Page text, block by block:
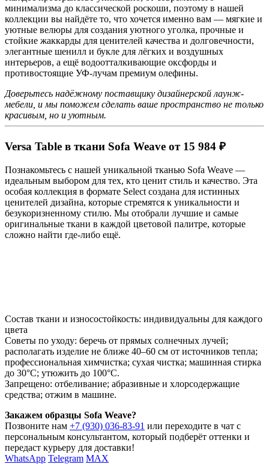
минимализма до классической роскоши, поэтому в нашей
коллекции вы найдёте то, что хочется именно вам — мягкие и
уютные велюры для создания уютного уголка, прочные и
стойкие жаккарды для ценителей качества и долговечности,
элегантные шенилл и букле для лёгких и воздушных
интерьеров, а ещё водоотталкивающие оксфорды и
противостоящие УФ-лучам премиум олефины.
Доверьтесь надёжному поставщику дизайнерской лаунж-
мебели, и мы поможем сделать ваше пространство не только
красивым, но и уютным.
Versa Table в ткани Sofa Weave от 15 984 ₽
Познакомьтесь с нашей уникальной тканью Sofa Weave —
идеальным выбором для тех, кто ценит стиль и качество. Эта
особая коллекция в формате Select создана для истинных
ценителей дизайна, которые стремятся к уникальности и
безукоризненному стилю. Мы отобрали лучшие и самые
оригинальные ткани в каждой цветовой палитре, которые
сложно найти где-либо ещё.
Состав ткани и износостойкость: индивидуальны для каждого
цвета
Советы по уходу: беречь от прямых солнечных лучей;
располагать изделие не ближе 40–60 см от источников тепла;
профессиональная химчистка; сухая чистка; машинная стирка
до 30°C; утюжить до 100°C.
Запрещено: отбеливание; абразивные и хлорсодержащие
средства; отжим в машине.
Закажем образцы Sofa Weave?
Позвоните нам +7 (930) 036-83-91 или переходите в чат с
персональным консультантом, который подберёт оттенки и
передаст курьеру для доставки!
WhatsApp Telegram MAX